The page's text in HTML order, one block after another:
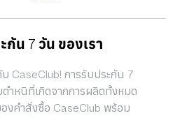
กัน 7 วัน ของเรา
CaseClub! การรับประกัน 7
ำหนิที่เกิดจากการผลิตทั้งหมด
งคำสั่งซื้อ CaseClub พร้อม